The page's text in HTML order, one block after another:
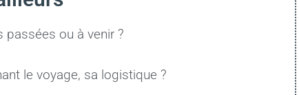
passées ou à venir ?
le voyage, sa logistique ?